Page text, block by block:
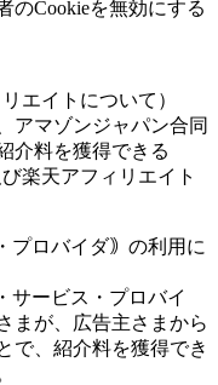
のCookieを無効にする
エイトについて）
アマゾンジャパン合同
介料を獲得できる
楽天アフィリエイト
プロバイダ｠の利用に
サービス・プロバイ
まが、広告主さまから
で、紹介料を獲得でき